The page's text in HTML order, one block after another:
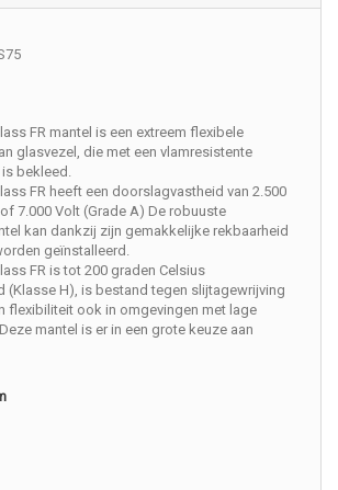
FR mantel is een extreem flexibele
glasvezel, die met een vlamresistente
bekleed.
FR heeft een doorslagvastheid van 2.500
7.000 Volt (Grade A) De robuuste
kan dankzij zijn gemakkelijke rekbaarheid
geïnstalleerd.
FR is tot 200 graden Celsius
(Klasse H), is bestand tegen slijtagewrijving
flexibiliteit ook in omgevingen met lage
mantel is er in een grote keuze aan